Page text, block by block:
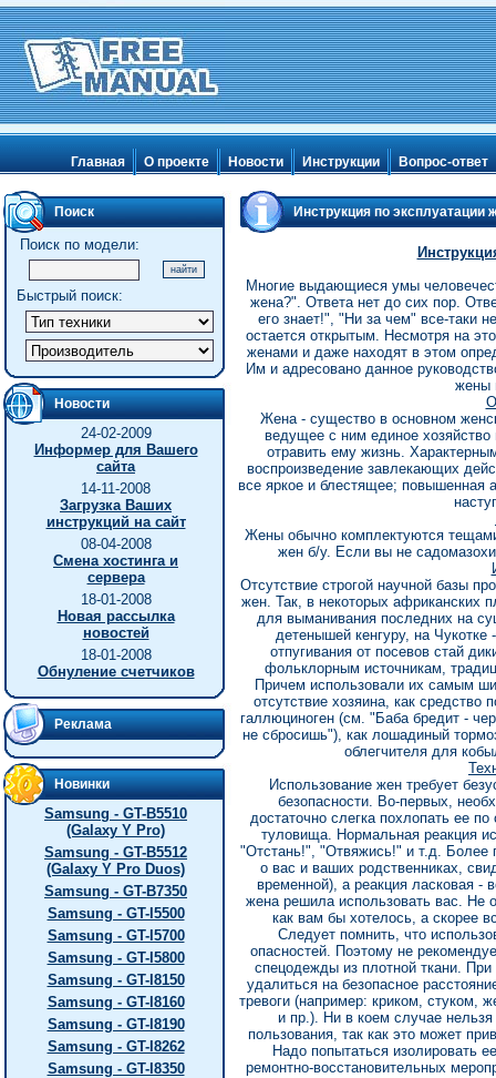
Главная О проекте Новости Инструкции Вопрос-ответ
Поиск
Поиск по модели:
Быстрый поиск:
Новости
24-02-2009
Информер для Вашего
сайта
14-11-2008
Загрузка Ваших
инструкций на сайт
08-04-2008
Смена хостинга и
сервера
18-01-2008
Новая рассылка
новостей
18-01-2008
Обнуление счетчиков
Реклама
Новинки
Samsung - GT-B5510
(Galaxy Y Pro)
Samsung - GT-B5512
(Galaxy Y Pro Duos)
Samsung - GT-B7350
Samsung - GT-I5500
Samsung - GT-I5700
Samsung - GT-I5800
Samsung - GT-I8150
Samsung - GT-I8160
Samsung - GT-I8190
Samsung - GT-I8262
Samsung - GT-I8350
Инструкция по эксплуатации
Многие выдающиеся умы
жена?". Ответа нет до сих пор.
его знает!", "Ни за чем" все-таки
остается открытым. Несмотря на
женами и даже находят в этом
Им и адресовано данное
жены
Жена - существо в основном
ведущее с ним единое
отравить ему жизнь.
воспроизведение завлекающих
все яркое и блестящее; повышенная
Жены обычно комплектуются
жен б/у. Если вы не
Отсутствие строгой научной базы
жен. Так, в некоторых африканских
для выманивания последних на
детенышей кенгуру, на
отпугивания от посевов стай
фольклорным источникам,
Причем использовали их самым
отсутствие хозяина, как
галлюциноген (см. "Баба бредит -
не сбросишь"), как лошадиный
облегчителя для
Использование жен требует
безопасности. Во-первых,
достаточно слегка похлопать ее
туловища. Нормальная реакция
"Отстань!", "Отвяжись!" и т.д. Более
о вас и ваших родственниках,
временной), а реакция ласковая -
жена решила использовать вас. Не
как вам бы хотелось, а скорее
Следует помнить, что
опасностей. Поэтому не
спецодежды из плотной ткани.
удалиться на безопасное
тревоги (например: криком, стуком,
и пр.). Ни в коем случае
пользования, так как это может
Надо попытаться изолировать
ремонтно-восстановительных